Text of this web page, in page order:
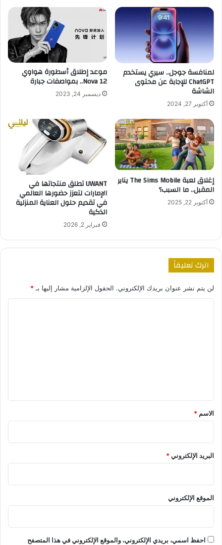
لمنافسة جوجل.. سيري يستخدم
ChatGPT للإجابة عن محتوى
الشاشة
أكتوبر 27, 2024
موعد إطلاق أسطورة هواوي
Nova 12.. بمواصفات جبارة
ديسمبر 24, 2023
إغلاق لعبة The Sims Mobile يناير
المقبل.. ما السبب؟
أكتوبر 22, 2025
UWANT تطلق منتجاتها في
الإمارات لتعزز حضورها العالمي
في تقديم حلول العناية المنزلية
الذكية
فبراير 2, 2026
اترك تعليقاً
لن يتم نشر عنوان بريدك الإلكتروني. الحقول الإلزامية مشار إليها بـ*
*
الاسم *
البريد الإلكتروني*
الموقع الإلكتروني
احفظ اسمي، بريدي الإلكتروني، والموقع الإلكتروني في هذا المتصفح